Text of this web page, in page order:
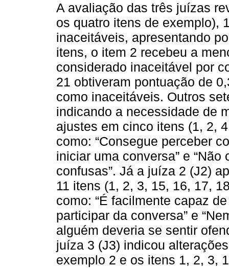
A avaliação das três juízas
os quatro itens de exemplo),
inaceitáveis, apresentando
itens, o item 2 recebeu a
considerado inaceitável por
21 obtiveram pontuação de
como inaceitáveis. Outros
indicando a necessidade de
ajustes em cinco itens (1, 2,
como: “Consegue perceber
iniciar uma conversa” e
confusas”. Já a juíza 2 (J2)
11 itens (1, 2, 3, 15, 16, 17,
como: “É facilmente capaz
participar da conversa” e
alguém deveria se sentir
juíza 3 (J3) indicou
exemplo 2 e os itens 1, 2, 3,